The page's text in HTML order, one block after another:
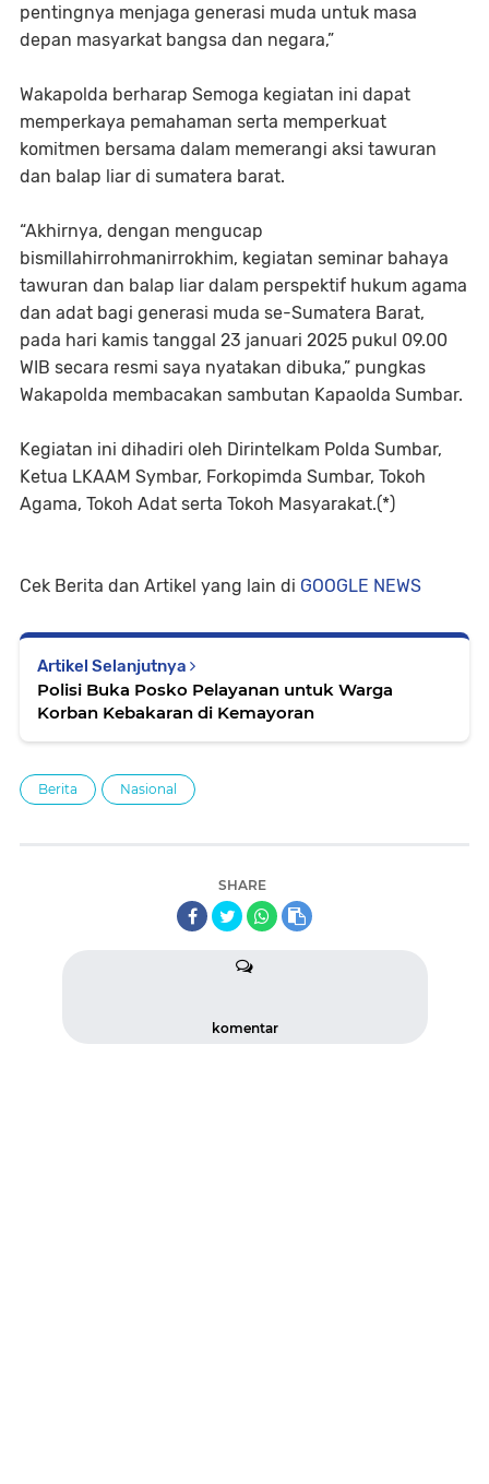
pentingnya menjaga generasi muda untuk masa
depan masyarkat bangsa dan negara,”
Wakapolda berharap Semoga kegiatan ini dapat
memperkaya pemahaman serta memperkuat
komitmen bersama dalam memerangi aksi tawuran
dan balap liar di sumatera barat.
“Akhirnya, dengan mengucap
bismillahirrohmanirrokhim, kegiatan seminar bahaya
tawuran dan balap liar dalam perspektif hukum agama
dan adat bagi generasi muda se-Sumatera Barat,
pada hari kamis tanggal 23 januari 2025 pukul 09.00
WIB secara resmi saya nyatakan dibuka,” pungkas
Wakapolda membacakan sambutan Kapaolda Sumbar.
Kegiatan ini dihadiri oleh Dirintelkam Polda Sumbar,
Ketua LKAAM Symbar, Forkopimda Sumbar, Tokoh
Agama, Tokoh Adat serta Tokoh Masyarakat.(*)
Cek Berita dan Artikel yang lain di GOOGLE NEWS
Artikel Selanjutnya
Polisi Buka Posko Pelayanan untuk Warga
Korban Kebakaran di Kemayoran
Berita Nasional
SHARE
komentar